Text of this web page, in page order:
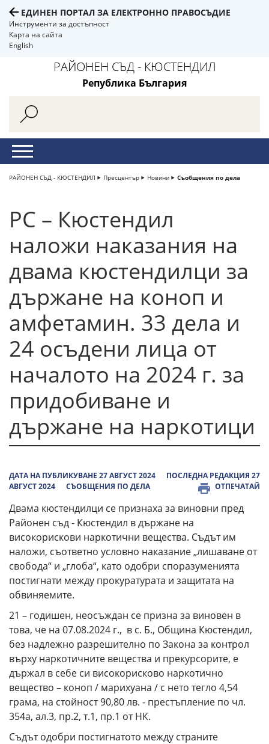
ЕДИНЕН ПОРТАЛ ЗА ЕЛЕКТРОННО ПРАВОСЪДИЕ
Инструменти за достъпност
Карта на сайта
English
РАЙОНЕН СЪД - КЮСТЕНДИЛ
Република България
РАЙОНЕН СЪД - КЮСТЕНДИЛ Пресцентър Новини Съобщения по дела
РС – Кюстендил
наложи наказания на
двама кюстендилци за
държане на коноп и
амфетамин. 33 дела и
24 осъдени лица от
началото на 2024 г. за
придобиване и
държане на наркотици
ДАТА НА ПУБЛИКУВАНЕ 27 АВГУСТ 2024
ПОСЛЕДНА РЕДАКЦИЯ 27
АВГУСТ 2024
СЪОБЩЕНИЯ ПО ДЕЛА ОТПЕЧАТАЙ
Двама кюстендилци се признаха за виновни пред
Районен съд - Кюстендил в държане на
високорискови наркотични вещества. Съдът им
наложи, съответно условно наказание „лишаване от
свобода“ и „глоба“, като одобри споразуменията
постигнати между прокуратурата и защитата на
обвиняемите.
21 – годишен, неосъждан се призна за виновен в
това, че на 07.08.2024 г., в с. Б., Община Кюстендил,
без надлежно разрешително по Закона за контрол
върху наркотичните вещества и прекурсорите, е
държал в себе си високорисково наркотично
вещество – коноп / марихуана / с нето тегло 4,54
грама, на стойност 90,80 лв. - престъпление по чл.
354а, ал.3, пр.2, т.1, пр.1 от НК.
Съдът одобри постигнатото между страните